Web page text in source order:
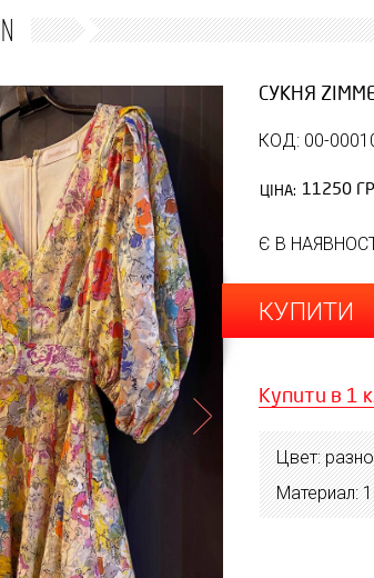
СУКНЯ
КОД: 00-
ЦІНА: 11250
Є В
КУПИТИ
Купити в 1
Цвет:
Материал: